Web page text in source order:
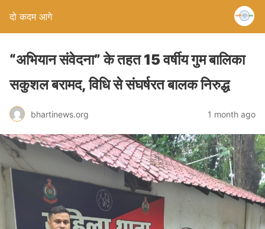
दो कदम आगे
“अभियान संवेदना” के तहत 15 वर्षीय गुम बालिका
सकुशल बरामद, विधि से संघर्षरत बालक निरुद्ध
bhartinews.org 1 month ago